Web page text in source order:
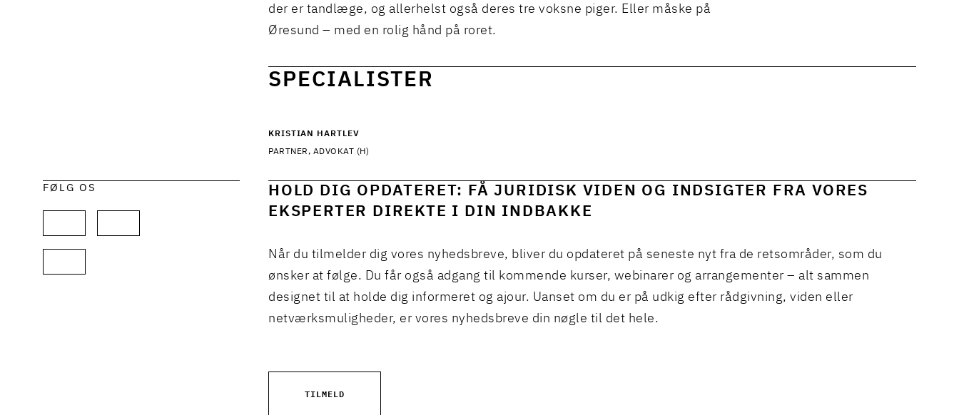
der er tandlæge, og allerhelst også deres tre voksne piger. Eller måske på
Øresund – med en rolig hånd på roret.
SPECIALISTER
KRISTIAN HARTLEV
PARTNER, ADVOKAT (H)
FØLG OS
HOLD DIG OPDATERET: FÅ JURIDISK VIDEN OG INDSIGTER FRA VORES
EKSPERTER DIREKTE I DIN INDBAKKE
Når du tilmelder dig vores nyhedsbreve, bliver du opdateret på seneste nyt fra de retsområder, som du
ønsker at følge. Du får også adgang til kommende kurser, webinarer og arrangementer – alt sammen
designet til at holde dig informeret og ajour. Uanset om du er på udkig efter rådgivning, viden eller
netværksmuligheder, er vores nyhedsbreve din nøgle til det hele.
TILMELD